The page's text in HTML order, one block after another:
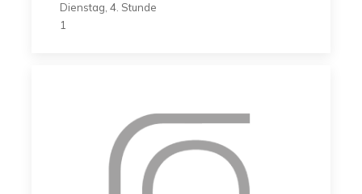
Dienstag, 4. Stunde
1